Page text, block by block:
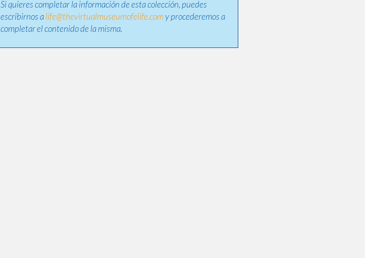
Si quieres completar la información de esta colección, puedes
escribirnos alife@thevirtualmuseumofelife.comy procederemos a
completar el contenido de la misma.